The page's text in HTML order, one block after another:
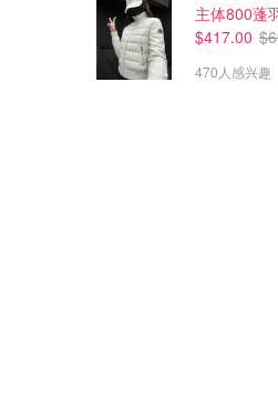
主体800蓬
$417.00
470人感兴趣